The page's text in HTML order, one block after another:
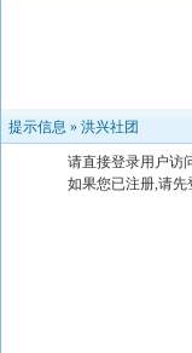
提示信息 » 洪兴社团
请直接登录用户访
如果您已注册,请